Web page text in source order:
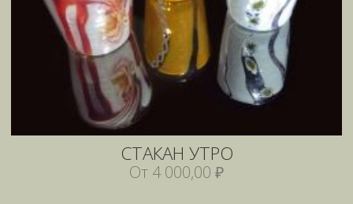
СТАКАН УТРО
От 4 000,00 ₽